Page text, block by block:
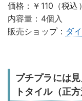
価格：￥110（税込）
内容量：4個入
販売ショップ： ダ
プチプラには
トタイル（正方